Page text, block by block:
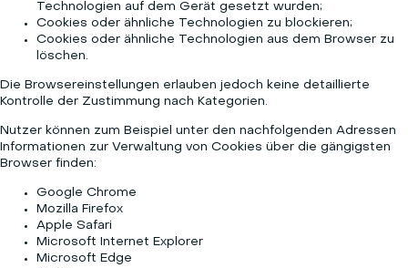
Technologien auf dem Gerät gesetzt wurden;
Cookies oder ähnliche Technologien zu blockieren;
Cookies oder ähnliche Technologien aus dem Browser zu
löschen.
Die Browsereinstellungen erlauben jedoch keine detaillierte
Kontrolle der Zustimmung nach Kategorien.
Nutzer können zum Beispiel unter den nachfolgenden Adressen
Informationen zur Verwaltung von Cookies über die gängigsten
Browser finden:
Google Chrome
Mozilla Firefox
Apple Safari
Microsoft Internet Explorer
Microsoft Edge